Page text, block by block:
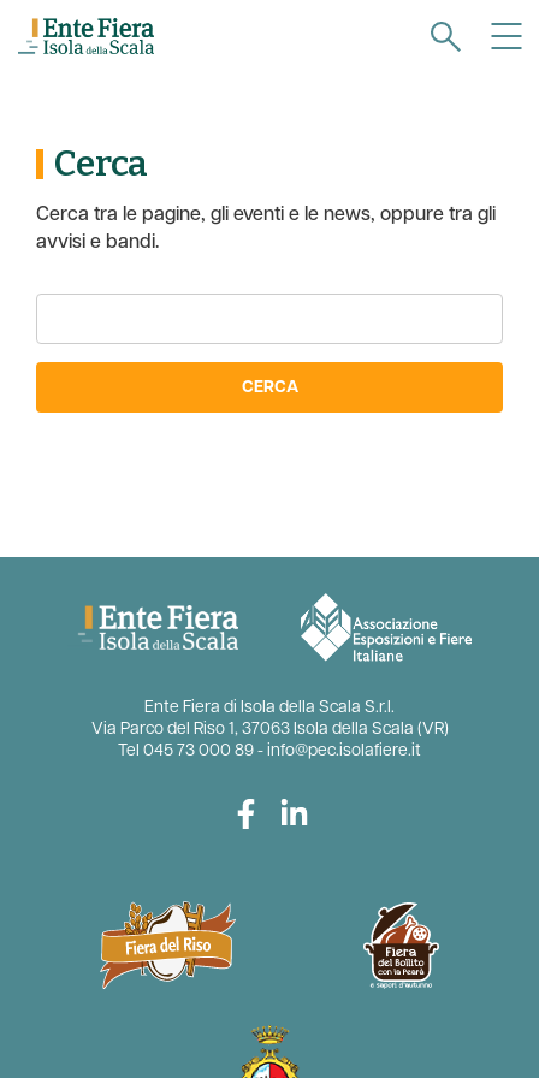
Cerca
Cerca tra le pagine, gli eventi e le news, oppure tra gli
avvisi e bandi.
Ente Fiera di Isola della Scala S.r.l.
Via Parco del Riso 1, 37063 Isola della Scala (VR)
Tel 045 73 000 89 - info@pec.isolafiere.it